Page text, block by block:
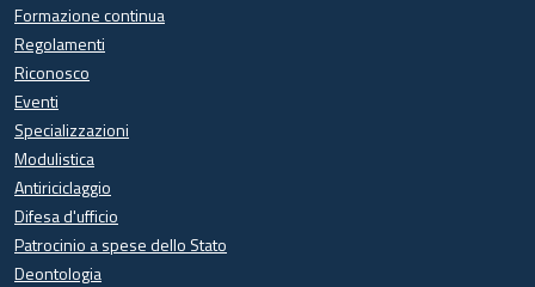
Formazione continua
Regolamenti
Riconosco
Eventi
Specializzazioni
Modulistica
Antiriciclaggio
Difesa d'ufficio
Patrocinio a spese dello Stato
Deontologia